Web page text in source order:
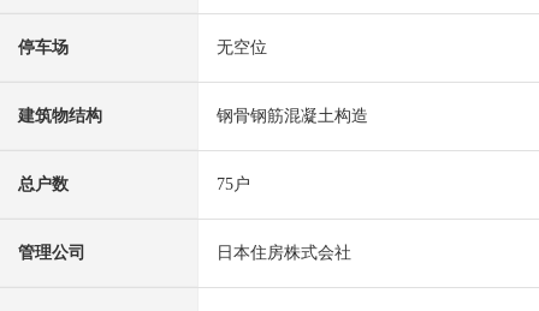
停车场 无空位
建筑物结构 钢骨钢筋混凝土构造
总户数 75户
管理公司 日本住房株式会社